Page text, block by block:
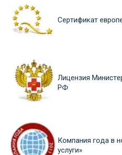
Сертификат
Лицензия
РФ
Компания года в
услуги»